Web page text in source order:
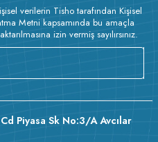
verilerin Tisho tarafından Kişisel
Metni kapsamında bu amaçla
izin vermiş sayılırsınız.
Piyasa Sk No:3/A Avcılar